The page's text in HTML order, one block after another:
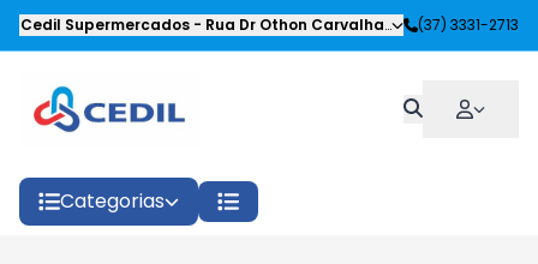
Cedil Supermercados- Rua Dr Othon Carvalhaes Siqueira,Oliveira
(37) 3331-2713
Categorias